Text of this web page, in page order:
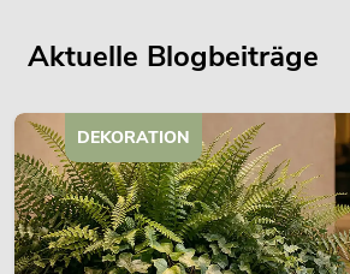
Aktuelle Blogbeiträge
DEKORATION